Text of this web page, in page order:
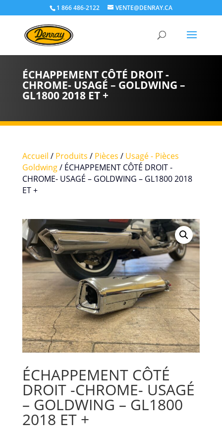
1 866 486-2122 VENTE@DENRAY.CA
ÉCHAPPEMENT CÔTÉ DROIT -
CHROME- USAGÉ – GOLDWING –
GL1800 2018 ET +
Accueil / Produits / Pièces / Usagé - Pièces
Goldwing/ ÉCHAPPEMENT CÔTÉ DROIT -
CHROME- USAGÉ – GOLDWING – GL1800 2018
ET +
ÉCHAPPEMENT CÔTÉ
DROIT -CHROME- USAGÉ
– GOLDWING – GL1800
2018 ET +